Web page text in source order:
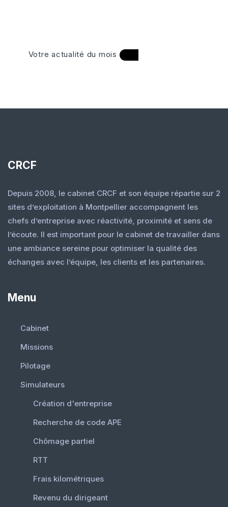
Votre actualité du mois
CRCF
Depuis 2008, le cabinet CRCF et son équipe répartie sur 2
sites d’exploitation à Montpellier accompagnent les
chefs d’entreprise avec réactivité, proximité et sens de
l’écoute. Il est important pour le cabinet de travailler dans
une ambiance sereine pour optimiser la qualité des
échanges avec l’équipe, les clients et les partenaires.
Menu
Cabinet
Missions
Pilotage
Simulateurs
Création d'entreprise
Recherche de code APE
Chômage partiel
RTT
Frais kilométriques
Revenu du dirigeant